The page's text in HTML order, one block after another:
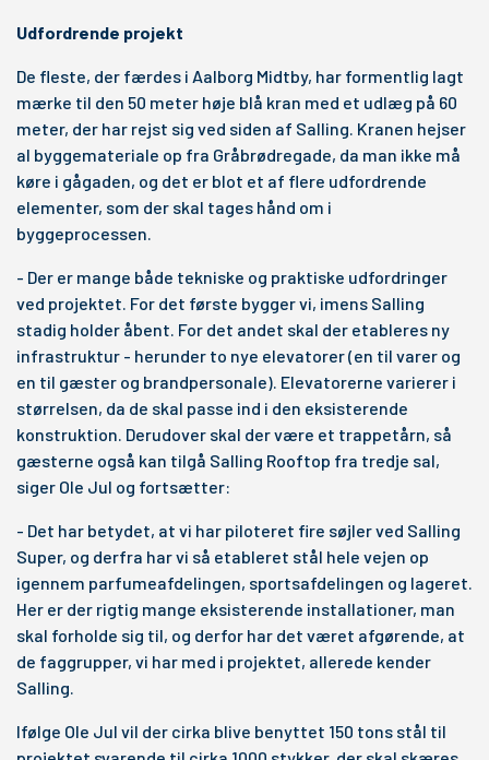
Udfordrende projekt
De fleste, der færdes i Aalborg Midtby, har formentlig lagt
mærke til den 50 meter høje blå kran med et udlæg på 60
meter, der har rejst sig ved siden af Salling. Kranen hejser
al byggemateriale op fra Gråbrødregade, da man ikke må
køre i gågaden, og det er blot et af flere udfordrende
elementer, som der skal tages hånd om i
byggeprocessen.
- Der er mange både tekniske og praktiske udfordringer
ved projektet. For det første bygger vi, imens Salling
stadig holder åbent. For det andet skal der etableres ny
infrastruktur - herunder to nye elevatorer (en til varer og
en til gæster og brandpersonale). Elevatorerne varierer i
størrelsen, da de skal passe ind i den eksisterende
konstruktion. Derudover skal der være et trappetårn, så
gæsterne også kan tilgå Salling Rooftop fra tredje sal,
siger Ole Jul og fortsætter:
- Det har betydet, at vi har piloteret fire søjler ved Salling
Super, og derfra har vi så etableret stål hele vejen op
igennem parfumeafdelingen, sportsafdelingen og lageret.
Her er der rigtig mange eksisterende installationer, man
skal forholde sig til, og derfor har det været afgørende, at
de faggrupper, vi har med i projektet, allerede kender
Salling.
Ifølge Ole Jul vil der cirka blive benyttet 150 tons stål til